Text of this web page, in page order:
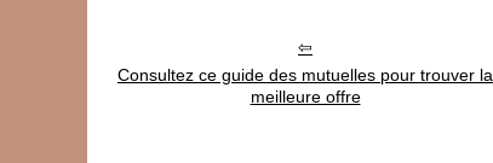
Consultez ce guide des mutuelles pour trouver la
meilleure offre